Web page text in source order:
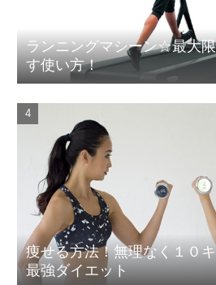
ランニングマシーン☆最大
す使い方！
痩せる方法！無理なく１０
最強ダイエット